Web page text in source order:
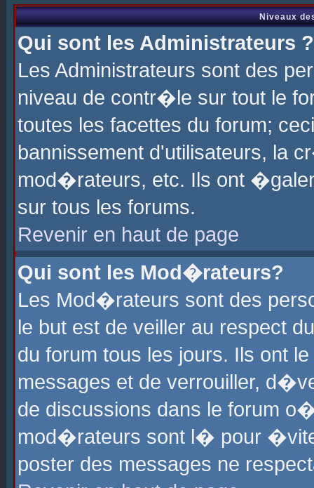
Niveaux
Qui sont les Administrateurs ?
Les Administrateurs sont des
niveau de contr�le sur tout le
toutes les facettes du forum;
bannissement d'utilisateurs, la
mod�rateurs, etc. Ils ont
sur tous les forums.
Revenir en haut de page
Qui sont les Mod�rateurs?
Les Mod�rateurs sont des
le but est de veiller au respect
du forum tous les jours. Ils ont
messages et de verrouiller,
de discussions dans le forum
mod�rateurs sont l� pour
poster des messages ne